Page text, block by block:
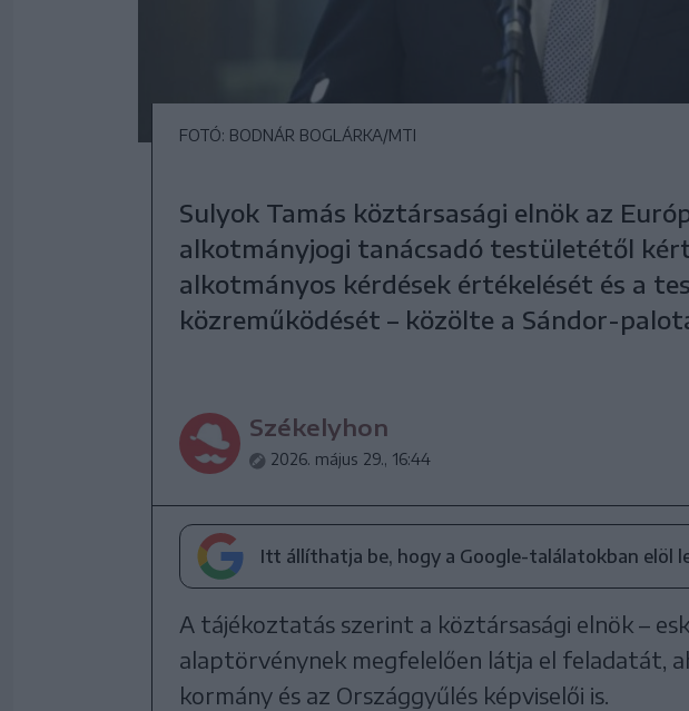
FOTÓ: BODNÁR BOGLÁRKA/MTI
Sulyok Tamás köztársasági elnök az
alkotmányjogi tanácsadó testületétől
alkotmányos kérdések értékelését és a
közreműködését – közölte a Sándor-
Székelyhon
2026. május 29., 16:44
Itt állíthatja be, hogy a Google-találatokban elöl
A tájékoztatás szerint a köztársasági elnök –
alaptörvénynek megfelelően látja el feladatát,
kormány és az Országgyűlés képviselői is.